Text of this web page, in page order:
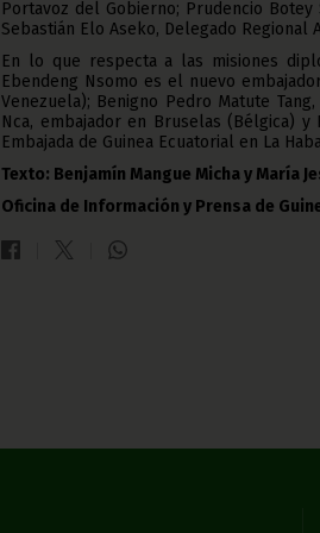
Portavoz del Gobierno; Prudencio
Sebastián Elo Aseko, Delegado Regional
En lo que respecta a las misiones
Ebendeng Nsomo es el nuevo
Venezuela); Benigno Pedro Matute
Nca, embajador en Bruselas (Bélgica)
Embajada de Guinea Ecuatorial en La
Texto: Benjamín Mangue Micha y María
Oficina de Información y Prensa de